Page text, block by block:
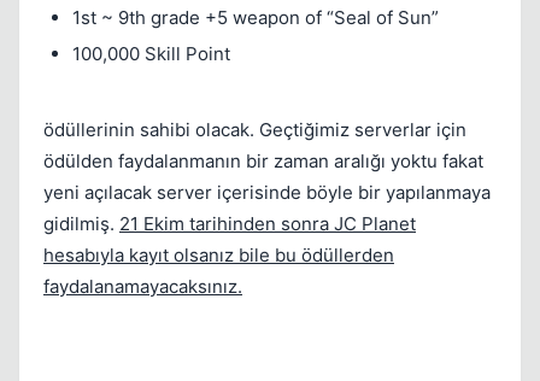
1st ~ 9th grade +5 weapon of “Seal of Sun”
100,000 Skill Point
ödüllerinin sahibi olacak. Geçtiğimiz serverlar için
ödülden faydalanmanın bir zaman aralığı yoktu fakat
yeni açılacak server içerisinde böyle bir yapılanmaya
gidilmiş. 21 Ekim tarihinden sonra JC Planet
hesabıyla kayıt olsanız bile bu ödüllerden
faydalanamayacaksınız.